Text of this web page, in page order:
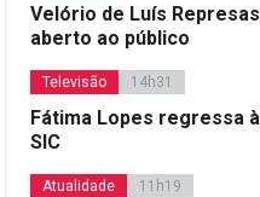
Velório de Luís
aberto ao público
Televisão 14h31
Fátima Lopes regressa
SIC
Atualidade 11h19